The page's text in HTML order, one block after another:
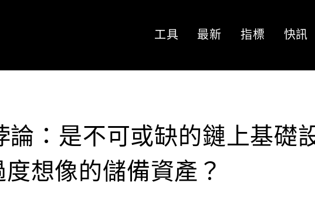
工具 最新 指標 快訊
論：是不可或缺的鏈上基礎
想像的儲備資產？